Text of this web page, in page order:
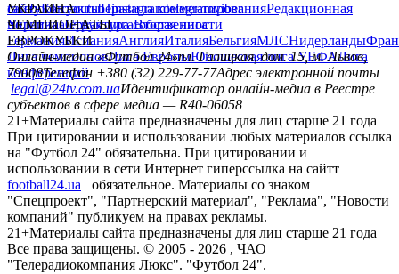
сайтуКонтактыПравила комментированияРедакционная
политикаСтруктура собственности
facebookxyoutubeinstagramtelegramviber
УКРАИНА
УкраинаПервая лигаВторая лига
ЧЕМПИОНАТЫ
ГерманияИспанияАнглияИталияБельгияМЛСНидерланды
ЕВРОКУБКИ
Лига чемпионовЛига ЕвропыЮношеская лига УЕФАЛига
конференций
Онлайн-медиа «Футбол 24»пл. Галицкая, дом. 15, м. Львов,
79008Телефон +380 (32) 229-77-77Адрес электронной почты
legal@24tv.com.uaИдентификатор онлайн-медиа в Реестре
субъектов в сфере медиа — R40-06058
21+Материалы сайта предназначены для лиц старше 21 года
При цитировании и использовании любых материалов ссылка
на "Футбол 24" обязательна. При цитировании и
использовании в сети Интернет гиперссылка на сайтт
football24.ua
обязательное. Материалы со знаком
"Спецпроект", "Партнерский материал", "Реклама", "Новости
компаний" публикуем на правах рекламы.
21+Материалы сайта предназначены для лиц старше 21 года
Все права защищены. © 2005 - 2026 , ЧАО
"Телерадиокомпания Люкс". "Футбол 24".